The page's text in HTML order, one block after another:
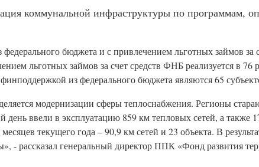
коммунальной инфраструктуры по программам,
бюджета и с привлечением льготных займов за
льготных займов за счет средств ФНБ реализуется в 76
из федерального бюджета являются 65
модернизации сферы теплоснабжения. Регионы
день ввели в эксплуатацию 859 км тепловых сетей, а также
текущего года – 90,9 км сетей и 23 объекта. В
- рассказал генеральный директор ППК «Фонд развития